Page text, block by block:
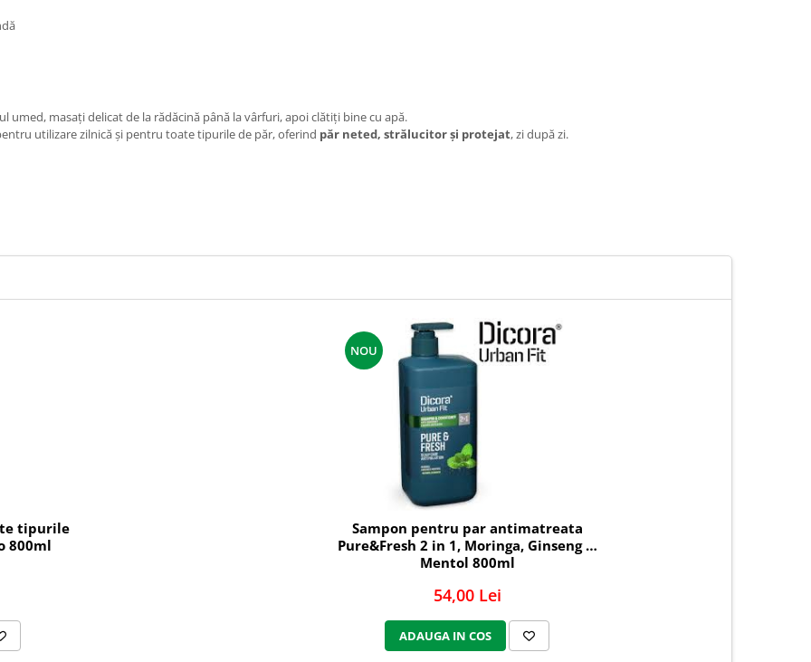
umed, masați delicat de la rădăcină până la vârfuri, apoi clătiți bine cu apă.
utilizare zilnică și pentru toate tipurile de păr, oferind păr neted, strălucitor și protejat, zi după zi.
tipurile
800ml
NOU
Sampon pentru par antimatreata
Pure&Fresh 2 in 1, Moringa, Ginseng si
Mentol 800ml
54,00 Lei
ADAUGA IN COS